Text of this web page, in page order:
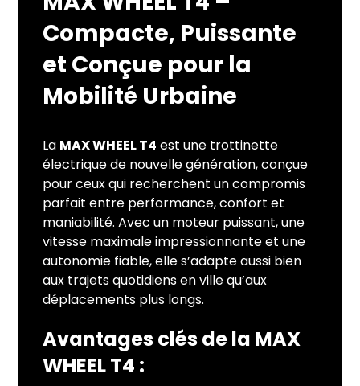
Compacte, Puissante
et Conçue pour la
Mobilité Urbaine
La MAX WHEEL T4 est une trottinette
électrique de nouvelle génération, conçue
pour ceux qui recherchent un compromis
parfait entre performance, confort et
maniabilité. Avec un moteur puissant, une
vitesse maximale impressionnante et une
autonomie fiable, elle s’adapte aussi bien
aux trajets quotidiens en ville qu’aux
déplacements plus longs.
Avantages clés de la MAX
WHEEL T4 :